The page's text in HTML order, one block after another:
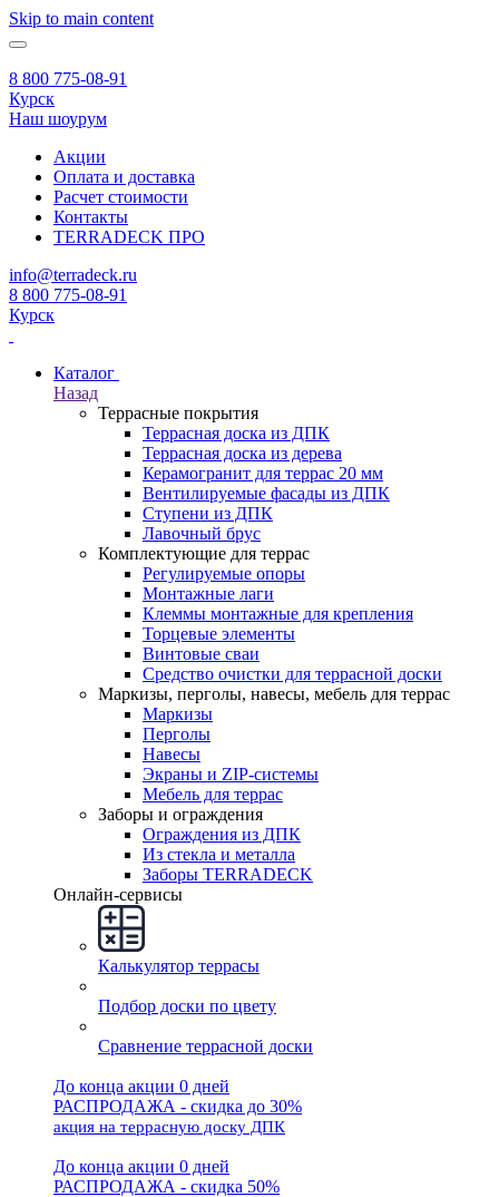
Skip to main content
8 800 775-08-91
Курск
Наш шоурум
Акции
Оплата и доставка
Расчет стоимости
Контакты
TERRADECK ПРО
info@terradeck.ru
8 800 775-08-91
Курск
Каталог
Назад
Террасные покрытия
Террасная доска из ДПК
Террасная доска из дерева
Керамогранит для террас 20 мм
Вентилируемые фасады из ДПК
Ступени из ДПК
Лавочный брус
Комплектующие для террас
Регулируемые опоры
Монтажные лаги
Клеммы монтажные для крепления
Торцевые элементы
Винтовые сваи
Средство очистки для террасной доски
Маркизы, перголы, навесы, мебель для террас
Маркизы
Перголы
Навесы
Экраны и ZIP-системы
Мебель для террас
Заборы и ограждения
Ограждения из ДПК
Из стекла и металла
Заборы TERRADECK
Онлайн-сервисы
Калькулятор террасы
Подбор доски по цвету
Сравнение террасной доски
До конца акции 0 дней
РАСПРОДАЖА - скидка до 30%
акция на террасную доску ДПК
До конца акции 0 дней
РАСПРОДАЖА - скидка 50%